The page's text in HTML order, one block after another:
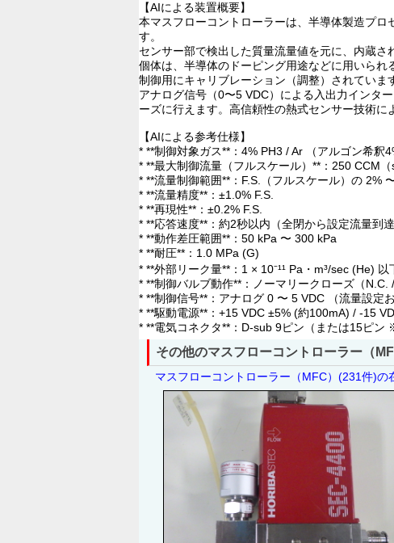
【AIによる装置概要】
本マスフローコントローラーは、半導体製造プ
す。
センサー部で検出した質量流量値を元に、内蔵
個体は、半導体のドーピング用途などに用いら
制御用にキャリブレーション（調整）されていま
アナログ信号（0〜5 VDC）による入出力インタ
ーズに行えます。高信頼性の熱式センサー技術に
【AIによる参考仕様】
* **制御対象ガス**：4% PH3 / Ar （アルゴン希釈
* **最大制御流量（フルスケール）**：250 CCM（
* **流量制御範囲**：F.S.（フルスケール）の 2%
* **流量精度**：±1.0% F.S.
* **再現性**：±0.2% F.S.
* **応答速度**：約2秒以内（全閉から設定流量到達
* **動作差圧範囲**：50 kPa 〜 300 kPa
* **耐圧**：1.0 MPa (G)
* **外部リーク量**：1 × 10⁻¹¹ Pa・m³/sec (He) 以
* **制御バルブ動作**：ノーマリークローズ（N.C.
* **制御信号**：アナログ 0 〜 5 VDC （流量設定
* **駆動電源**：+15 VDC ±5% (約100mA) / -15
* **電気コネクタ**：D-sub 9ピン（または15ピン
その他のマスフローコントローラー（
マスフローコントローラー（MFC）(231件)の